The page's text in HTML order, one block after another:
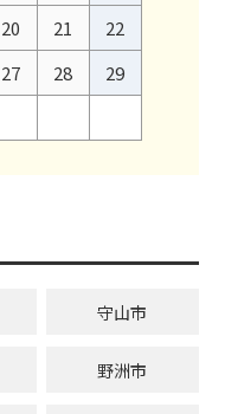
20 21
22
27 28
29
守山市
野洲市